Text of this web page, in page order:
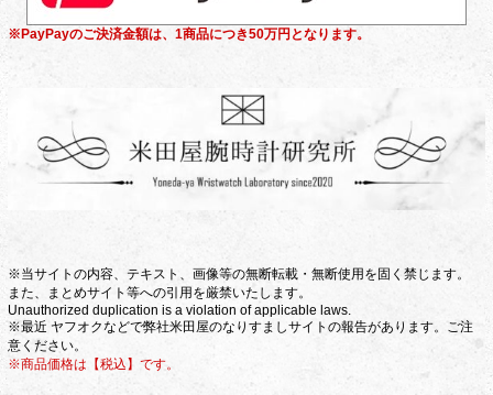
※PayPayのご決済金額は、1商品につき50万円となります。
※当サイトの内容、テキスト、画像等の無断転載・無断使用を固く禁じます。
また、まとめサイト等への引用を厳禁いたします。
Unauthorized duplication is a violation of applicable laws.
※最近 ヤフオクなどで弊社米田屋のなりすましサイトの報告があります。ご注
意ください。
※商品価格は【税込】です。